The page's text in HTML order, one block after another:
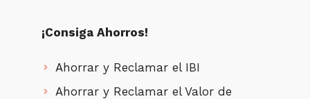
¡Consiga Ahorros!
Ahorrar y Reclamar el IBI
Ahorrar y Reclamar el Valor de